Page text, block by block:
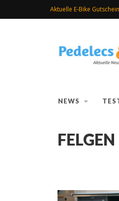
Aktuelle E-Bike
NEWS
FELGEN